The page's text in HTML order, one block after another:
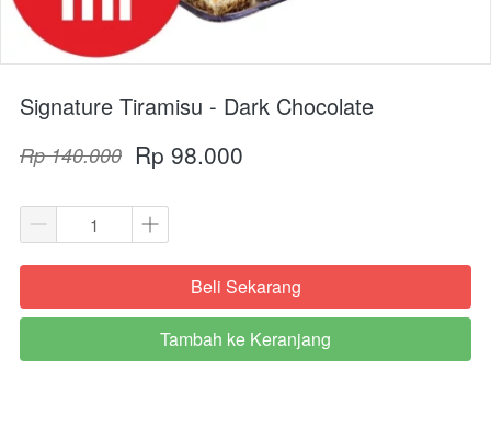
Signature Tiramisu - Dark Chocolate
Rp 140.000 Rp 98.000
`Beli Sekarang
`
Tambah ke Keranjang